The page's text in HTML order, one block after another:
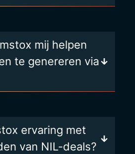
mij helpen
te genereren via
ervaring met
van NIL-deals?